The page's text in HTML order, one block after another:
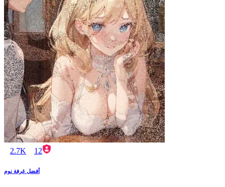
2.7K 12
أفضل غرفة نوم